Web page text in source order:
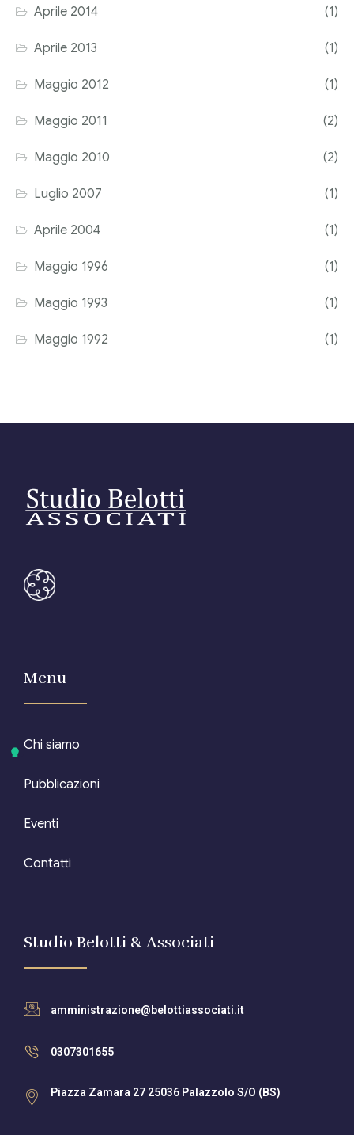
Aprile 2014 (1)
Aprile 2013 (1)
Maggio 2012 (1)
Maggio 2011 (2)
Maggio 2010 (2)
Luglio 2007 (1)
Aprile 2004 (1)
Maggio 1996 (1)
Maggio 1993 (1)
Maggio 1992 (1)
Menu
Chi siamo
Pubblicazioni
Eventi
Contatti
Studio Belotti & Associati
amministrazione@belottiassociati.it
0307301655
Piazza Zamara 27 25036 Palazzolo S/O (BS)